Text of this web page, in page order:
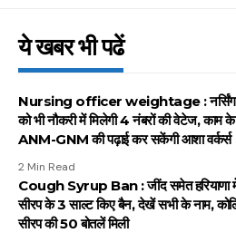
ये खबर भी पढें
Nursing officer weightage :
को भी नौकरी में मिलेगी 4 नंबरों की वेटेज, काम
ANM-GNM की पढ़ाई कर सकेंगी आशा वर्कर्स
2 Min Read
Cough Syrup Ban : जींद समेत हरियाणा
सीरप के 3 साल्ट किए बैन, देखें सभी के नाम,
सीरप की 50 बोतलें मिली